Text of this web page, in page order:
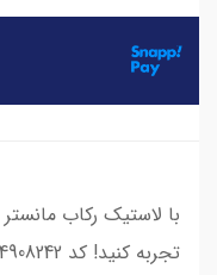
با لاستیک رکاب